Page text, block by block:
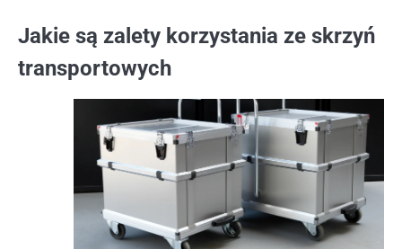
Jakie są zalety korzystania ze skrzyń
transportowych